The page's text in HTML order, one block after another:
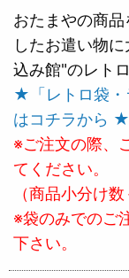
おたまやの商
したお遣い物
込み館"のレト
★「レトロ袋・
はコチラから ★
※ご注文の際、
てください。
（商品小分け
※袋のみでのご
下さい。